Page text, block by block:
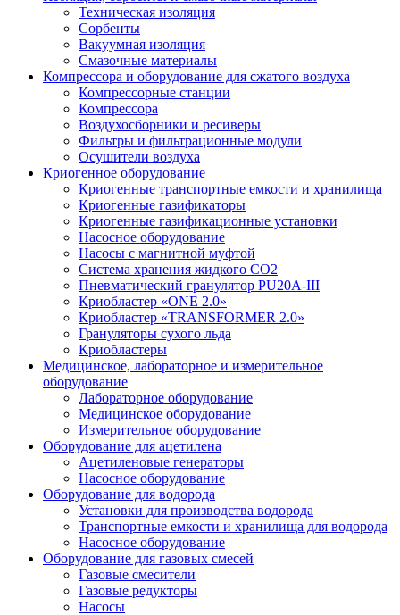
Техническая изоляция
Сорбенты
Вакуумная изоляция
Смазочные материалы
Компрессора и оборудование для сжатого воздуха
Компрессорные станции
Компрессора
Воздухосборники и ресиверы
Фильтры и фильтрационные модули
Осушители воздуха
Криогенное оборудование
Криогенные транспортные емкости и хранилища
Криогенные газификаторы
Криогенные газификационные установки
Насосное оборудование
Насосы с магнитной муфтой
Система хранения жидкого CO2
Пневматический гранулятор PU20A-III
Криобластер «ONE 2.0»
Криобластер «TRANSFORMER 2.0»
Грануляторы сухого льда
Криобластеры
Медицинское, лабораторное и измерительное
оборудование
Лабораторное оборудование
Медицинское оборудование
Измерительное оборудование
Оборудование для ацетилена
Ацетиленовые генераторы
Насосное оборудование
Оборудование для водорода
Установки для производства водорода
Транспортные емкости и хранилища для водорода
Насосное оборудование
Оборудование для газовых смесей
Газовые смесители
Газовые редукторы
Насосы